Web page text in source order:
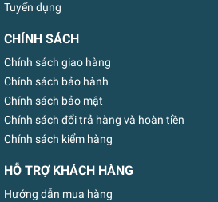
Tuyển dụng
CHÍNH SÁCH
Chính sách giao hàng
Chính sách bảo hành
Chính sách bảo mật
Chính sách đổi trả hàng và hoàn tiền
Chính sách kiểm hàng
HỖ TRỢ KHÁCH HÀNG
Hướng dẫn mua hàng